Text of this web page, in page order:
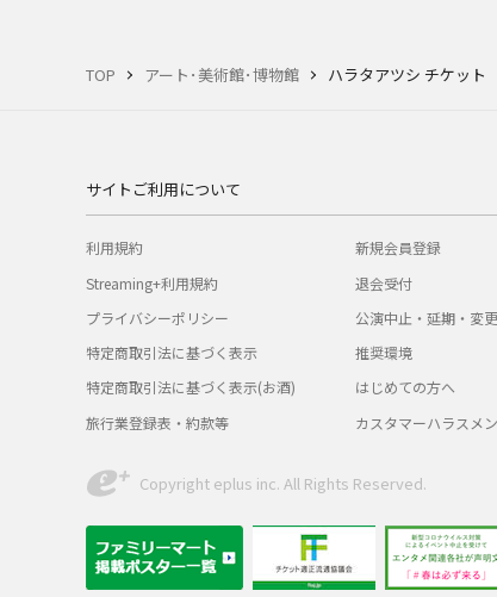
TOP アート･美術館･博物館 ハラタアツシ チケット
サイトご利用について
利用規約
Streaming+利用規約
プライバシーポリシー
特定商取引法に基づく表示
特定商取引法に基づく表示(お酒)
旅行業登録表・約款等
新規会員登録
退会受付
公演中止・延期・変更
推奨環境
はじめての方へ
カスタマーハラスメ
Copyright eplus inc. All Rights Reserved.